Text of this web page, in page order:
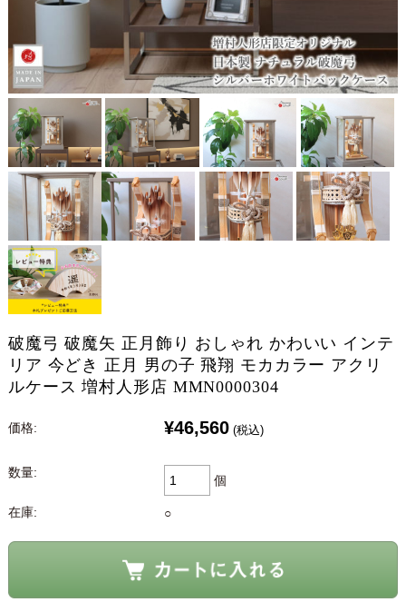
破魔弓 破魔矢 正月飾り おしゃれ かわいい インテ
リア 今どき 正月 男の子 飛翔 モカカラー アクリ
ルケース 増村人形店 MMN0000304
価格: ¥46,560 (税込)
数量:
個
在庫: ○